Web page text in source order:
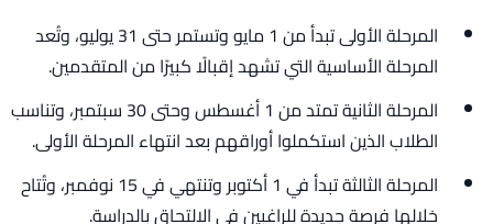
المرحلة الأولى تبدأ من 1 مايو وتستمر حتى 31 يوليو، وتُعد
المرحلة الأساسية التي تشهد إقبالًا كبيرًا من المتقدمين.
المرحلة الثانية تمتد من 1 أغسطس وحتى 30 سبتمبر، وتناسب
الطلاب الذين استكملوا أوراقهم بعد انتهاء المرحلة الأولى.
المرحلة الثالثة تبدأ في 1 أكتوبر وتنتهي في 15 نوفمبر، وتُتاح
خلالها فرصة جديدة للراغبين في الالتحاق بالدراسة.